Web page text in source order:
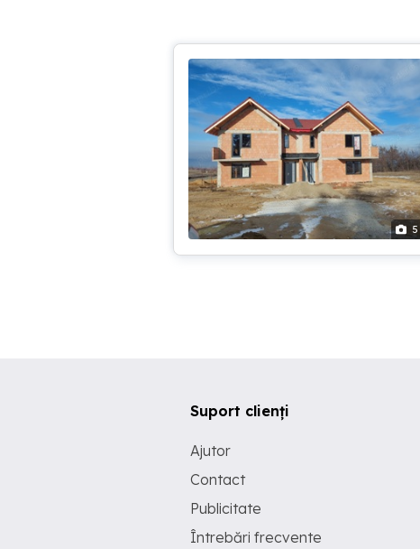
5
Suport clienți
Ajutor
Contact
Publicitate
Întrebări frecvente